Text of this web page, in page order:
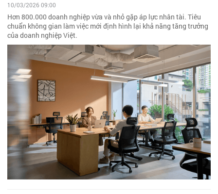
10/03/2026 09:00
Hơn 800.000 doanh nghiệp vừa và nhỏ gặp áp lực nhân tài. Tiêu
chuẩn không gian làm việc mới định hình lại khả năng tăng trưởng
của doanh nghiệp Việt.